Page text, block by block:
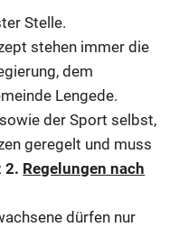
Stelle.
stehen immer die
dem
Lengede.
der Sport selbst,
geregelt und muss
2. Regelungen nach
dürfen nur